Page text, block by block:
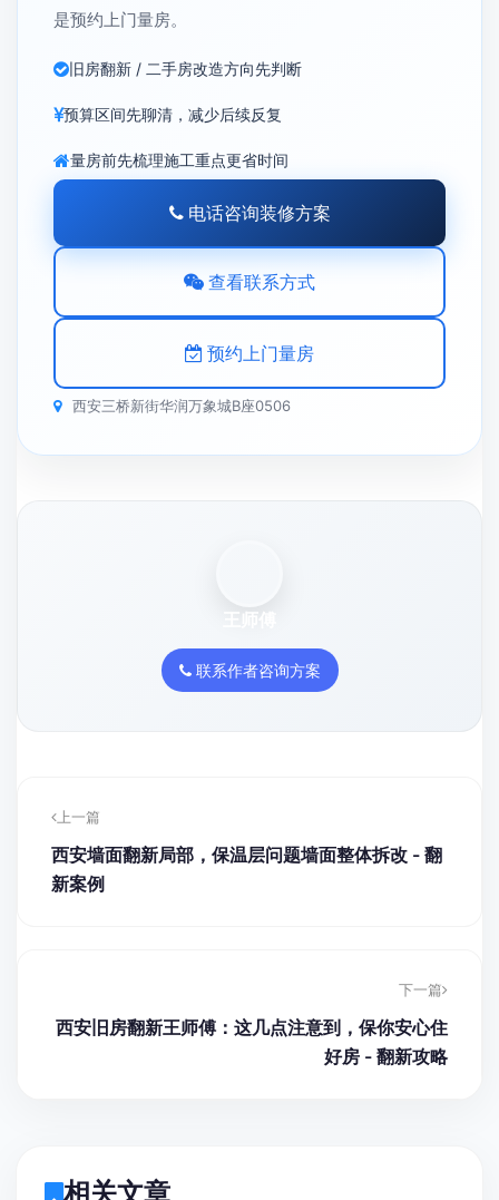
是预约上门量房。
旧房翻新 / 二手房改造方向先判断
预算区间先聊清，减少后续反复
量房前先梳理施工重点更省时间
电话咨询装修方案
查看联系方式
预约上门量房
西安三桥新街华润万象城B座0506
王师傅
联系作者咨询方案
上一篇
西安墙面翻新局部，保温层问题墙面整体拆改 - 翻
新案例
下一篇
西安旧房翻新王师傅：这几点注意到，保你安心住
好房 - 翻新攻略
相关文章